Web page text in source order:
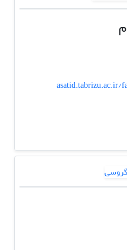
asatid.tabrizu.ac.ir/